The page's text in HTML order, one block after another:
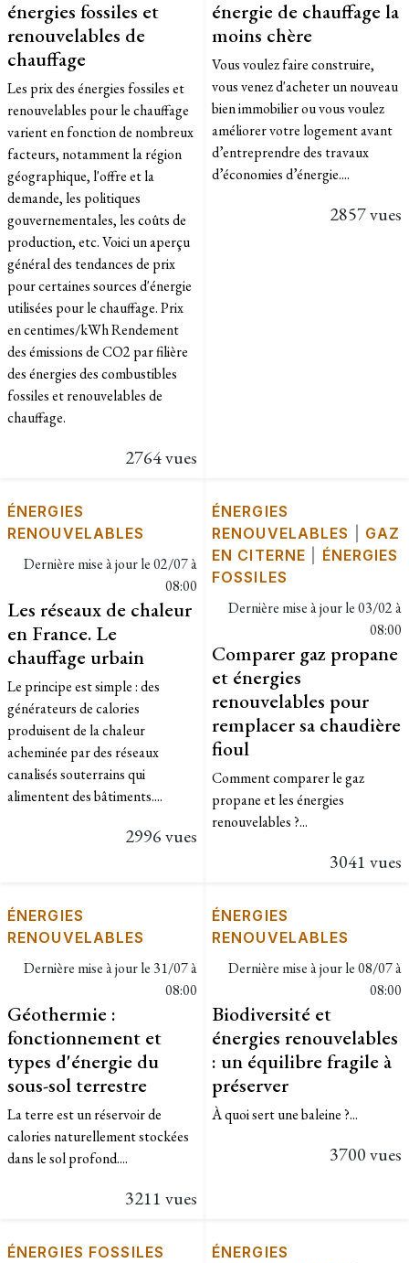
énergies fossiles et
renouvelables de
chauffage
Les prix des énergies fossiles et
renouvelables pour le chauffage
varient en fonction de nombreux
facteurs, notamment la région
géographique, l'offre et la
demande, les politiques
gouvernementales, les coûts de
production, etc. Voici un aperçu
général des tendances de prix
pour certaines sources d'énergie
utilisées pour le chauffage. Prix
en centimes/kWh Rendement
des émissions de CO2 par filière
des énergies des combustibles
fossiles et renouvelables de
chauffage.
2764 vues
énergie de chauffage la
moins chère
Vous voulez faire construire,
vous venez d'acheter un nouveau
bien immobilier ou vous voulez
améliorer votre logement avant
d’entreprendre des travaux
d’économies d’énergie....
2857 vues
ÉNERGIES
RENOUVELABLES
Dernière mise à jour le02/07 à
08:00
Les réseaux de chaleur
en France. Le
chauffage urbain
Le principe est simple : des
générateurs de calories
produisent de la chaleur
acheminée par des réseaux
canalisés souterrains qui
alimentent des bâtiments....
2996 vues
ÉNERGIES
RENOUVELABLES
GAZ
EN CITERNE
ÉNERGIES
FOSSILES
Dernière mise à jour le03/02 à
08:00
Comparer gaz propane
et énergies
renouvelables pour
remplacer sa chaudière
fioul
Comment comparer le gaz
propane et les énergies
renouvelables ?...
3041 vues
ÉNERGIES
RENOUVELABLES
Dernière mise à jour le 31/07 à
08:00
Géothermie :
fonctionnement et
types d'énergie du
sous-sol terrestre
La terre est un réservoir de
calories naturellement stockées
dans le sol profond....
3211 vues
ÉNERGIES
RENOUVELABLES
Dernière mise à jour le08/07 à
08:00
Biodiversité et
énergies renouvelables
: un équilibre fragile à
préserver
À quoi sert une baleine ?...
3700 vues
ÉNERGIES FOSSILES
ÉNERGIES